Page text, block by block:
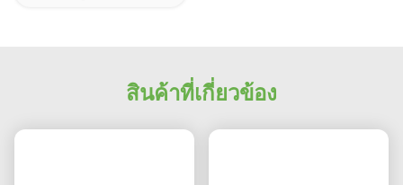
สินค้าที่เกี่ยวข้อง